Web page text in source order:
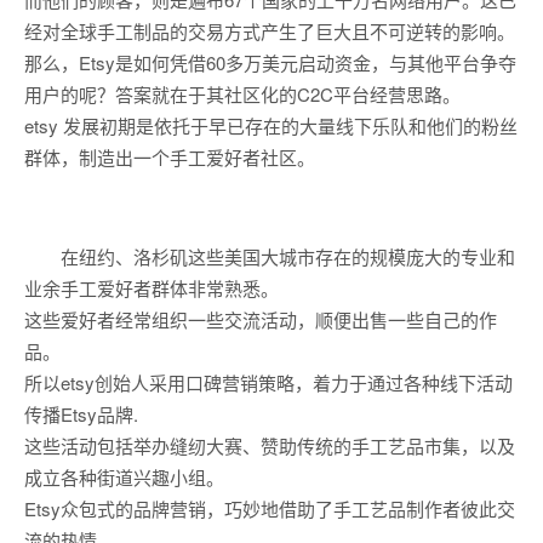
经对全球手工制品的交易方式产生了巨大且不可逆转的影响。
那么，Etsy是如何凭借60多万美元启动资金，与其他平台争夺
用户的呢？答案就在于其社区化的C2C平台经营思路。
etsy 发展初期是依托于早已存在的大量线下乐队和他们的粉丝
群体，制造出一个手工爱好者社区。
在纽约、洛杉矶这些美国大城市存在的规模庞大的专业和
业余手工爱好者群体非常熟悉。
这些爱好者经常组织一些交流活动，顺便出售一些自己的作
品。
所以etsy创始人采用口碑营销策略，着力于通过各种线下活动
传播Etsy品牌.
这些活动包括举办缝纫大赛、赞助传统的手工艺品市集，以及
成立各种街道兴趣小组。
Etsy众包式的品牌营销，巧妙地借助了手工艺品制作者彼此交